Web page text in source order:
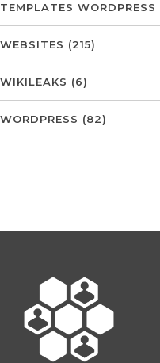
TEMPLATES WORDPRESS
WEBSITES (215)
WIKILEAKS (6)
WORDPRESS (82)